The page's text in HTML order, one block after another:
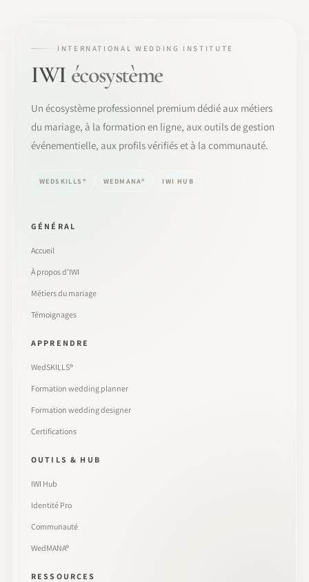
INTERNATIONAL WEDDING INSTITUTE
IWI écosystème
Un écosystème professionnel premium dédié aux métiers
du mariage, à la formation en ligne, aux outils de gestion
événementielle, aux profils vérifiés et à la communauté.
WEDSKILLS® WEDMANA® IWI HUB
GÉNÉRAL
Accueil
À propos d’IWI
Métiers du mariage
Témoignages
APPRENDRE
WedSKILLS®
Formation wedding planner
Formation wedding designer
Certifications
OUTILS & HUB
IWI Hub
Identité Pro
Communauté
WedMANA®
RESSOURCES